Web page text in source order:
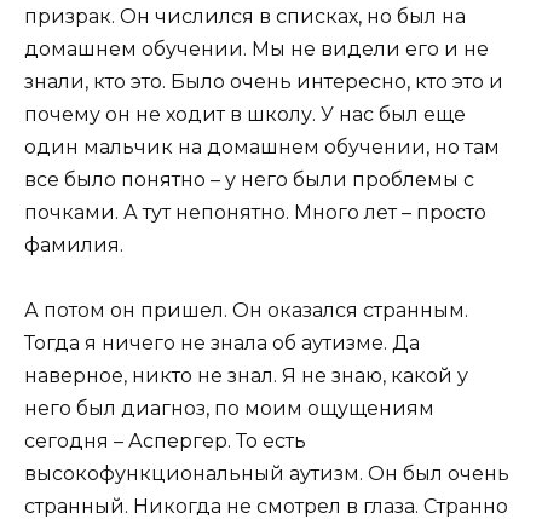
призрак. Он числился в списках, но был на
домашнем обучении. Мы не видели его и не
знали, кто это. Было очень интересно, кто это и
почему он не ходит в школу. У нас был еще
один мальчик на домашнем обучении, но там
все было понятно – у него были проблемы с
почками. А тут непонятно. Много лет – просто
фамилия.
А потом он пришел. Он оказался странным.
Тогда я ничего не знала об аутизме. Да
наверное, никто не знал. Я не знаю, какой у
него был диагноз, по моим ощущениям
сегодня – Аспергер. То есть
высокофункциональный аутизм. Он был очень
странный. Никогда не смотрел в глаза. Странно